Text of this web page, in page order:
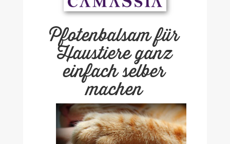
Pfotenbalsam für
Haustiere ganz
einfach selber
machen